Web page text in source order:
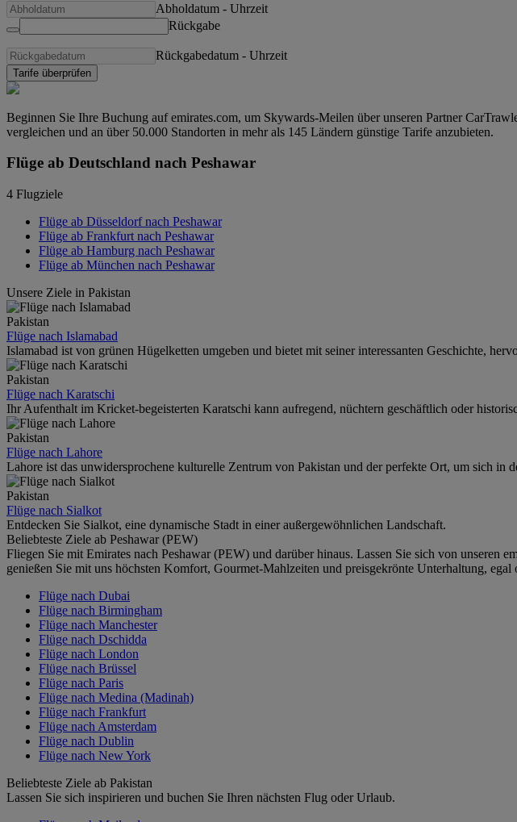
Abholdatum - Uhrzeit
Rückgabe
Rückgabedatum - Uhrzeit
Tarife überprüfen
Beginnen Sie Ihre Buchung auf emirates.com, um Skywards-Meilen über unseren Partner
vergleichen und an über 50.000 Standorten in mehr als 145 Ländern günstige Tarife anzubieten.
Flüge ab Deutschland nach Peshawar
4 Flugziele
Flüge ab Düsseldorf nach Peshawar
Flüge ab Frankfurt nach Peshawar
Flüge ab Hamburg nach Peshawar
Flüge ab München nach Peshawar
Unsere Ziele in Pakistan
Pakistan
Flüge nach Islamabad
Islamabad ist von grünen Hügelketten umgeben und bietet mit seiner interessanten Geschichte,
Pakistan
Flüge nach Karatschi
Ihr Aufenthalt im Kricket-begeisterten Karatschi kann aufregend, nüchtern geschäftlich oder
Pakistan
Flüge nach Lahore
Lahore ist das unwidersprochene kulturelle Zentrum von Pakistan und der perfekte Ort, um sich in
Pakistan
Flüge nach Sialkot
Entdecken Sie Sialkot, eine dynamische Stadt in einer außergewöhnlichen Landschaft.
Beliebteste Ziele ab Peshawar (PEW)
Fliegen Sie mit Emirates nach Peshawar (PEW) und darüber hinaus. Lassen Sie sich von unseren
genießen Sie mit uns höchsten Komfort, Gourmet-Mahlzeiten und preisgekrönte Unterhaltung,
Flüge nach Dubai
Flüge nach Birmingham
Flüge nach Manchester
Flüge nach Dschidda
Flüge nach London
Flüge nach Brüssel
Flüge nach Paris
Flüge nach Medina (Madinah)
Flüge nach Frankfurt
Flüge nach Amsterdam
Flüge nach Dublin
Flüge nach New York
Beliebteste Ziele ab Pakistan
Lassen Sie sich inspirieren und buchen Sie Ihren nächsten Flug oder Urlaub.